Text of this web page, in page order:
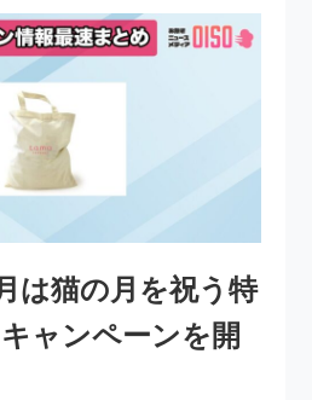
は猫の月を祝う特
ャンペーンを開